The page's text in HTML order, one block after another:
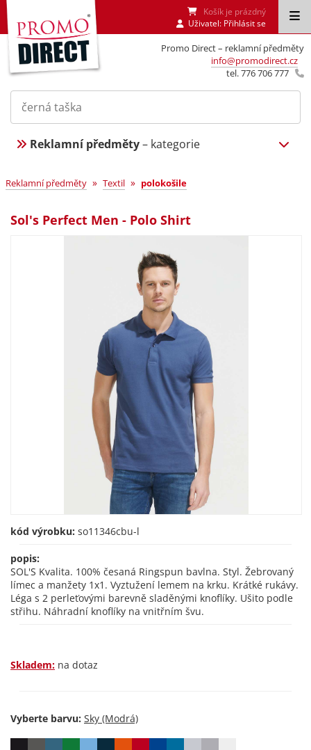
Promo Direct – reklamní předměty
info@promodirect.cz
tel. 776 706 777
Košík je prázdný
Uživatel: Přihlásit se
Reklamní předměty– kategorie
Reklamní předměty » Textil » polokošile
Sol's Perfect Men - Polo Shirt
kód výrobku: so11346cbu-l
popis:
SOL'S Kvalita. 100% česaná Ringspun bavlna. Styl. Žebrovaný
límec a manžety 1x1. Vyztužení lemem na krku. Krátké rukávy.
Léga s 2 perleťovými barevně sladěnými knoflíky. Ušito podle
střihu. Náhradní knoflíky na vnitřním švu.
Skladem: na dotaz
Vyberte barvu: